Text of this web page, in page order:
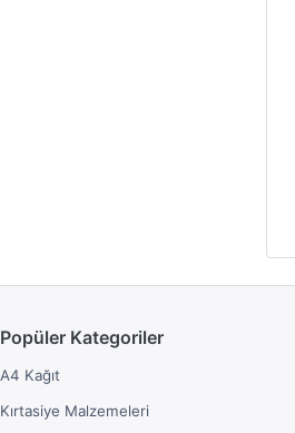
Popüler Kategoriler
A4 Kağıt
Kırtasiye Malzemeleri